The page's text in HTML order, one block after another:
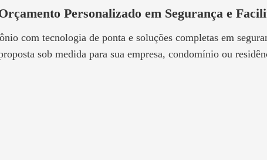
Personalizado em Segurança e
com tecnologia de ponta e soluções completas em
sob medida para sua empresa, condomínio ou